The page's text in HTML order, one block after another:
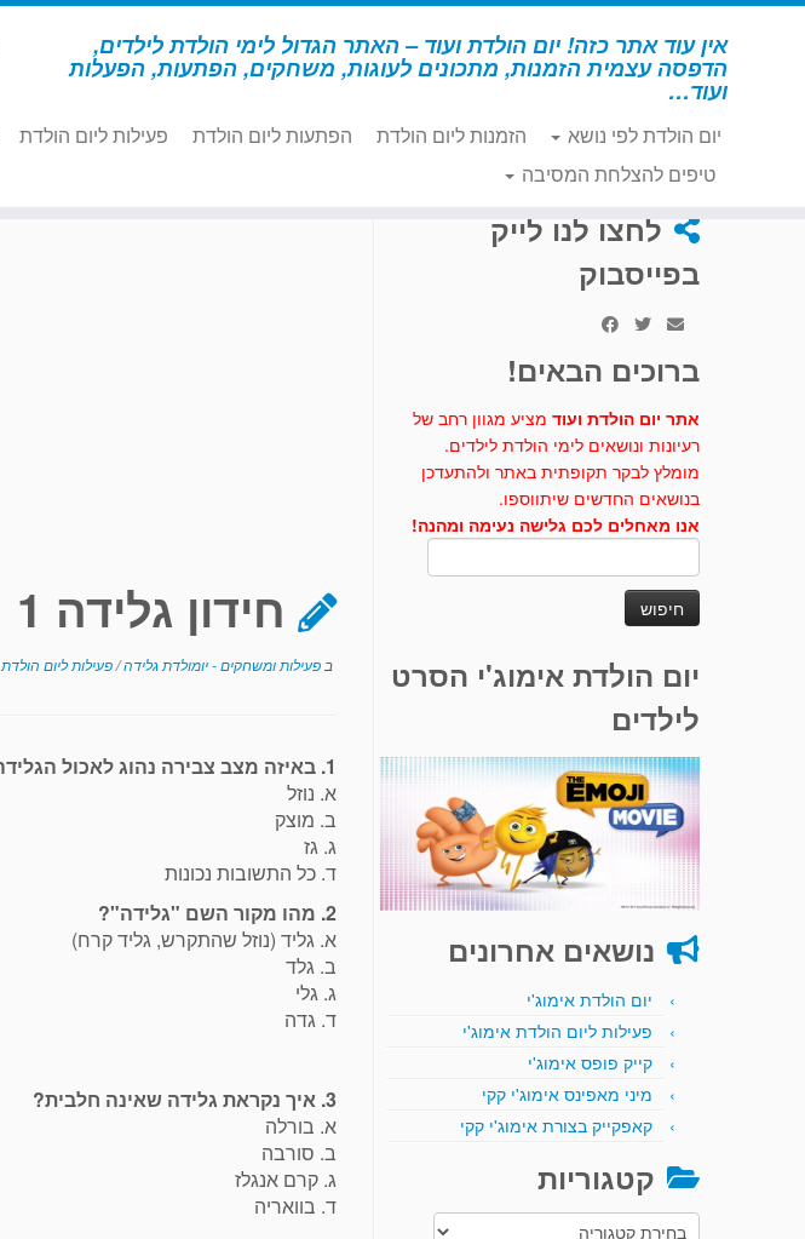
דלג
אין עוד אתר כזה! יום הולדת ועוד – האתר הגדול לימי הולדת לילדים,
הדפסה עצמית הזמנות, מתכונים לעוגות, משחקים, הפתעות, הפעלות
ועוד…
יום הולדת לפי נושא הזמנות ליום הולדת הפתעות ליום הולדת פעילות ליום הולדת
טיפים להצלחת המסיבה
דף הבית » גלידה » פעילות ומשחקים - יומולדת גלידה
לחצו לנו לייק
בפייסבוק
ברוכים הבאים!
אתר יום הולדת ועוד מציע מגוון רחב של
רעיונות ונושאים לימי הולדת לילדים.
מומלץ לבקר תקופתית באתר ולהתעדכן
בנושאים החדשים שיתווספו.
אנו מאחלים לכם גלישה נעימה ומהנה!
יום הולדת אימוג'י הסרט
לילדים
נושאים אחרונים
יום הולדת אימוג'י
פעילות ליום הולדת אימוג'י
קייק פופס אימוג'י
מיני מאפינס אימוג'י קקי
קאפקייק בצורת אימוג'י קקי
קטגוריות
קטגוריות
חידון גלידה 1
ב פעילות ומשחקים - יומולדת גלידה/פעילות ליום הולדת
1. באיזה מצב צבירה נהוג לאכול הגלידה?
א. נוזל
ב. מוצק
ג. גז
ד. כל התשובות נכונות
2. מהו מקור השם "גלידה"?
א. גליד (נוזל שהתקרש, גליד קרח)
ב. גלד
ג. גלי
ד. גדה
3. איך נקראת גלידה שאינה חלבית?
א. בורלה
ב. סורבה
ג. קרם אנגלז
ד. בוואריה